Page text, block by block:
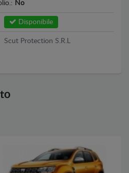
No
Disponibile
Scut Protection S.R.L